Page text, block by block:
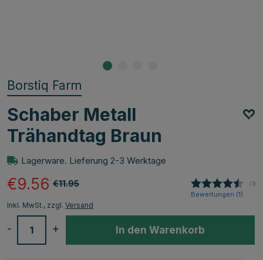
Borstiq Farm
Schaber Metall
Trähandtag Braun
Lagerware. Lieferung 2-3 Werktage
€11.95
€9.56 (3)
Bewertungen (1)
Inkl. MwSt., zzgl. Versand
+
- In den Warenkorb